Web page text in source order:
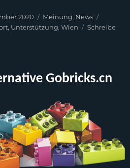
2020 Kategorien
Meinung, News
, Unterstützung,Wien
Schreibe
Gobricks.cn